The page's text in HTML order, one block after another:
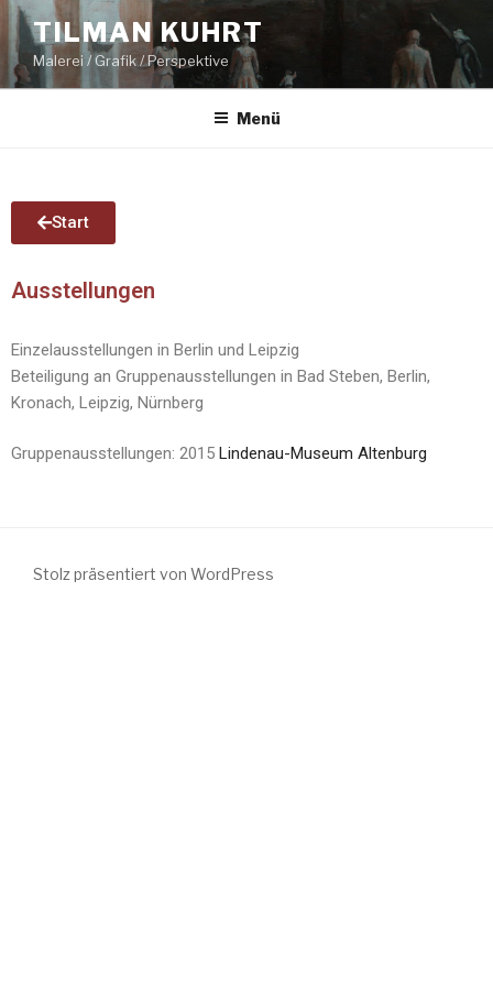
TILMAN KUHRT
Malerei / Grafik / Perspektive
Menü
Start
Ausstellungen
Einzelausstellungen in Berlin und Leipzig
Beteiligung an Gruppenausstellungen in Bad Steben, Berlin,
Kronach, Leipzig, Nürnberg
Gruppenausstellungen: 2015 Lindenau-Museum Altenburg
Stolz präsentiert von WordPress